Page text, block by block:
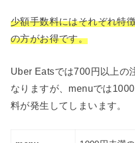
少額手数料にはそれぞれ特
の方がお得です。
Uber Eatsでは700円以上の
なりますが、menuでは
料が発生してしまいます。